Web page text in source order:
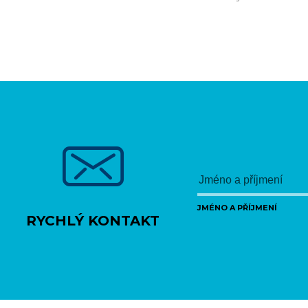
RYCHLÝ KONTAKT
JMÉNO A PŘÍJMENÍ